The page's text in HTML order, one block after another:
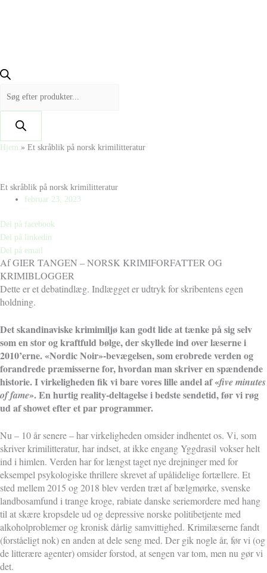
Hjem » Et skråblik på norsk krimilitteratur
Et skråblik på norsk krimilitteratur
februar 23, 2023
Del på facebook
Del på linkedin
Del på email
Af GIER TANGEN – NORSK KRIMIFORFATTER OG
KRIMIBLOGGER
Dette er et debatindlæg. Indlægget er udtryk for skribentens egen
holdning.
Det skandinaviske krimimiljø kan godt lide at tænke på sig selv
som en stor og kraftfuld bølge, der skyllede ind over læserne i
2010’erne. «Nordic Noir»-bevægelsen, som erobrede verden og
forandrede præmisserne for, hvordan man skriver en spændende
historie. I virkeligheden fik vi bare vores lille andel af «five minutes
of fame». En hurtig reality-deltagelse i bedste sendetid, før vi røg
ud af showet efter et par programmer.
Nu – 10 år senere – har virkeligheden omsider indhentet os. Vi, som
skriver krimilitteratur, har indset, at ikke engang Yggdrasil vokser helt
ind i himlen. Verden har for længst taget nye drejninger med for
eksempel psykologiske thrillere skrevet af upålidelige fortællere. Et
sted mellem 2015 og 2018 blev verden træt af bælgmørke, svenske
landbosamfund i trange kroge, rabiate danske seriemordere med hang
til at skære kropsdele ud og depressive norske politibetjente med
alkoholproblemer og kronisk dårlig samvittighed. Krimilæserne fandt
(forståeligt nok) en anden at dele seng med. Der gik nogle år, før vi (og
de litterære agenter) omsider forstod, at sengen var tom, men nu gør vi
det.